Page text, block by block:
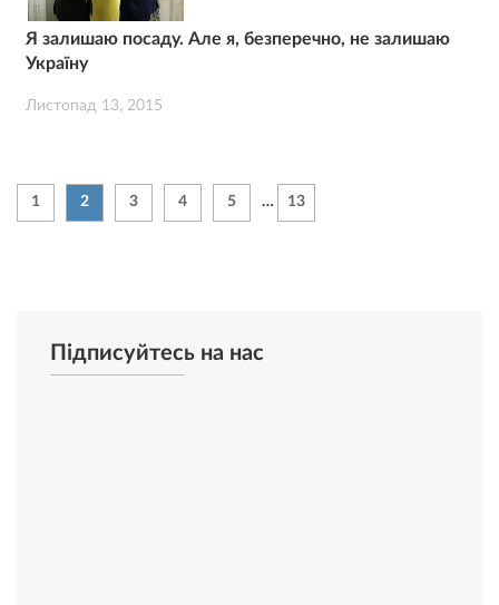
Я залишаю посаду. Але я, безперечно, не залишаю
Україну
Листопад 13, 2015
1 2 3 4 5 … 13
Підписуйтесь на нас